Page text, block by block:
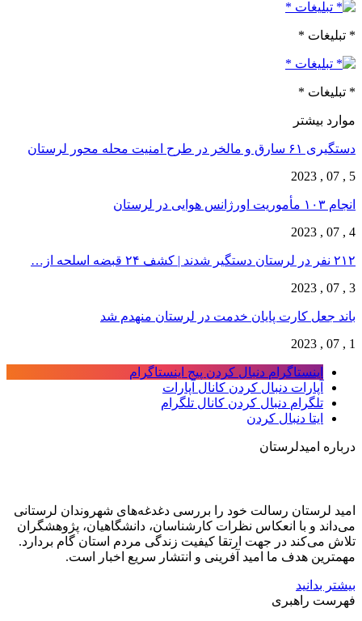
* تبلیغات *
* تبلیغات *
موارد بیشتر
دستگیری ۶۱ سارق و مالخر در طرح امنیت محله محور لرستان
5 , 07 , 2023
انجام ۱۰۳ مأموریت اورژانس هوایی در لرستان
4 , 07 , 2023
۲۱۲ نفر در لرستان دستگیر شدند | کشف ۲۴ قبضه اسلحه از…
3 , 07 , 2023
باند جعل کارت پایان خدمت در لرستان منهدم شد
1 , 07 , 2023
اینستاگرام دنبال کردن پیج اینستاگرام
آپارات دنبال کردن کانال آپارات
تلگرام دنبال کردن کانال تلگرام
ایتا دنبال کردن
درباره امیدلرستان
امید لرستان رسالت خود را بررسی دغدغه‌های شهروندان لرستانی
می‌داند و با انعکاس نظرات کارشناسان، دانشگاهیان، پژوهشگران
تلاش می‌کند در جهت ارتقا کیفیت زندگی مردم استان گام بردارد.
مهمترین هدف ما امید آفرینی و انتشار سریع اخبار است.
بیشتر بدانید
فهرست راهبری